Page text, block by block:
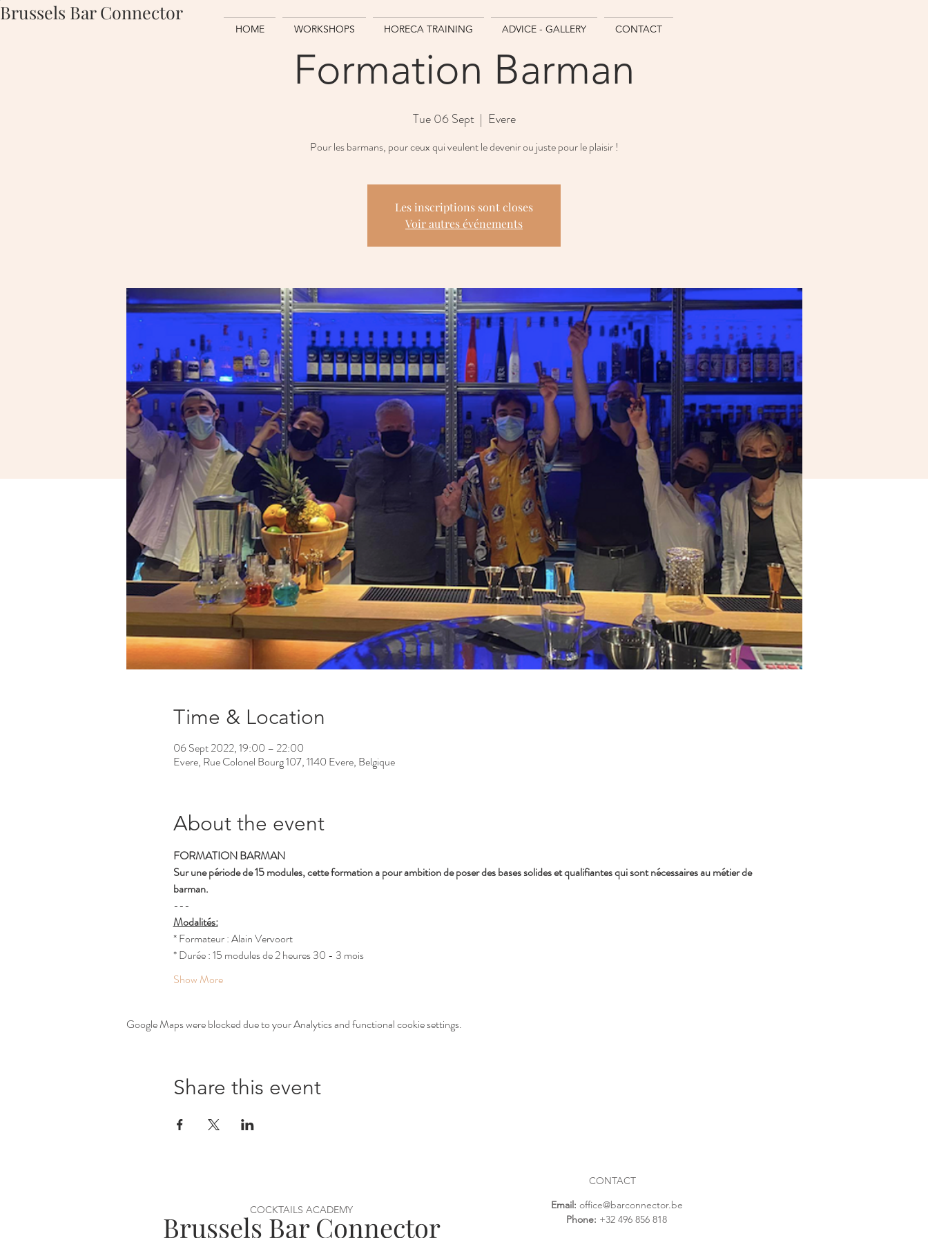
Brussels Bar Connector
HOME WORKSHOPS HORECA TRAINING ADVICE - GALLERY CONTACT
Formation Barman
Tue 06 Sept
  |
Evere
Pour les barmans, pour ceux qui veulent le devenir ou juste pour le plaisir !
Les inscriptions sont closes
Voir autres événements
Time & Location
06 Sept 2022, 19:00 – 22:00
Evere, Rue Colonel Bourg 107, 1140 Evere, Belgique
About the event
FORMATION BARMAN
Sur une période de 15 modules, cette formation a pour ambition de poser des bases solides et qualifiantes qui sont nécessaires au métier de
barman.
---
Modalités:
* Formateur : Alain Vervoort
* Durée : 15 modules de 2 heures 30 - 3 mois
Show More
Google Maps were blocked due to your Analytics and functional cookie settings.
Share this event
CONTACT
COCKTAILS ACADEMY
Brussels Bar Connector
Email: office@barconnector.be
Phone: +32 496 856 818